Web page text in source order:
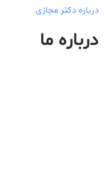
درباره دکتر مجازی
درباره ما